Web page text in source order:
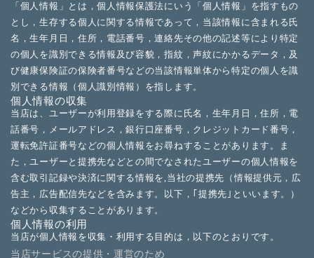
「個人情報」とは，個人情報保護法にいう「個人情報」を指すもの
とし，生存する個人に関する情報であって，当該情報に含まれる氏
名，生年月日，住所，電話番号，連絡先その他の記述等により特定
の個人を識別できる情報及び容貌，指紋，声紋にかかるデータ，及
び健康保険証の保険者番号などの当該情報単体から特定の個人を識
別できる情報（個人識別情報）を指します。
個人情報の収集
当店は、ユーザーが利用登録をする際に氏名，生年月日，住所，電
話番号，メールアドレス，銀行口座番号，クレジットカード番号，
運転免許証番号などの個人情報をお尋ねすることがあります。ま
た，ユーザーと提携先などとの間でなされたユーザーの個人情報を
含む取引記録や決済に関する情報を,当社の提携先（情報提供元，広
告主，広告配信先などを含みます。以下，｢提携先｣といいます。）
などから収集することがあります。
個人情報の利用
当店が個人情報を収集・利用する目的は，以下のとおりです。
当店サービスの提供・運営のため